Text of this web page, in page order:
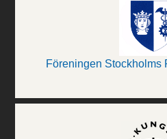
Föreningen Stockholms